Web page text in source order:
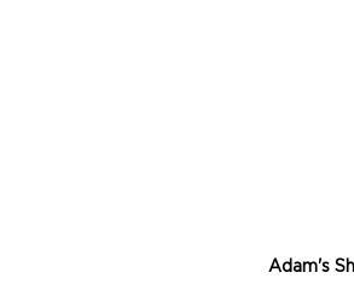
Adam's